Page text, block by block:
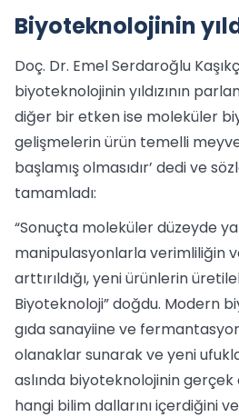
Biyoteknolojinin
Doç. Dr. Emel Serdaroğlu
biyoteknolojinin yıldızının
diğer bir etken ise moleküler
gelişmelerin ürün temelli
başlamış olmasıdır’ dedi ve
tamamladı:
“Sonuçta moleküler düzeyde
manipulasyonlarla verimliliğin
arttırıldığı, yeni ürünlerin
Biyoteknoloji” doğdu. Modern
gıda sanayiine ve
olanaklar sunarak ve yeni
aslında biyoteknolojinin
hangi bilim dallarını içerdiğini